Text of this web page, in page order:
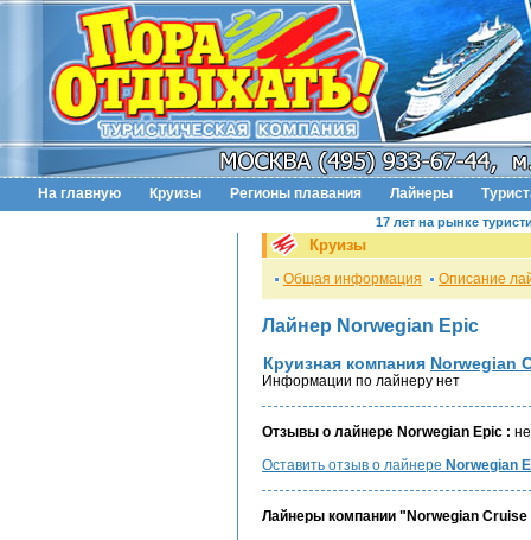
На главную Круизы Регионы плавания Лайнеры
17 лет на рынке
Круизы
Общая информация Описание
Лайнер Norwegian Epic
Круизная компания Norwegian
Информации по лайнеру нет
Отзывы о лайнере Norwegian Epic :
Оставить отзыв о лайнере Norwegian
Лайнеры компании "Norwegian Cruise